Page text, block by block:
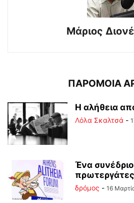
Μάριος
ΠΑΡΟΜΟΙΑ
Η αλήθεια
Λόλα Σκαλτσά -
Ένα
δρόμος - 16